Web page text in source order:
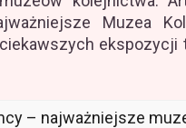
Muzea
ekspozycji
– najważniejsze